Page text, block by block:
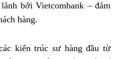
bởi Vietcombank – đảm
hàng.
kiến trúc sư hàng đầu từ